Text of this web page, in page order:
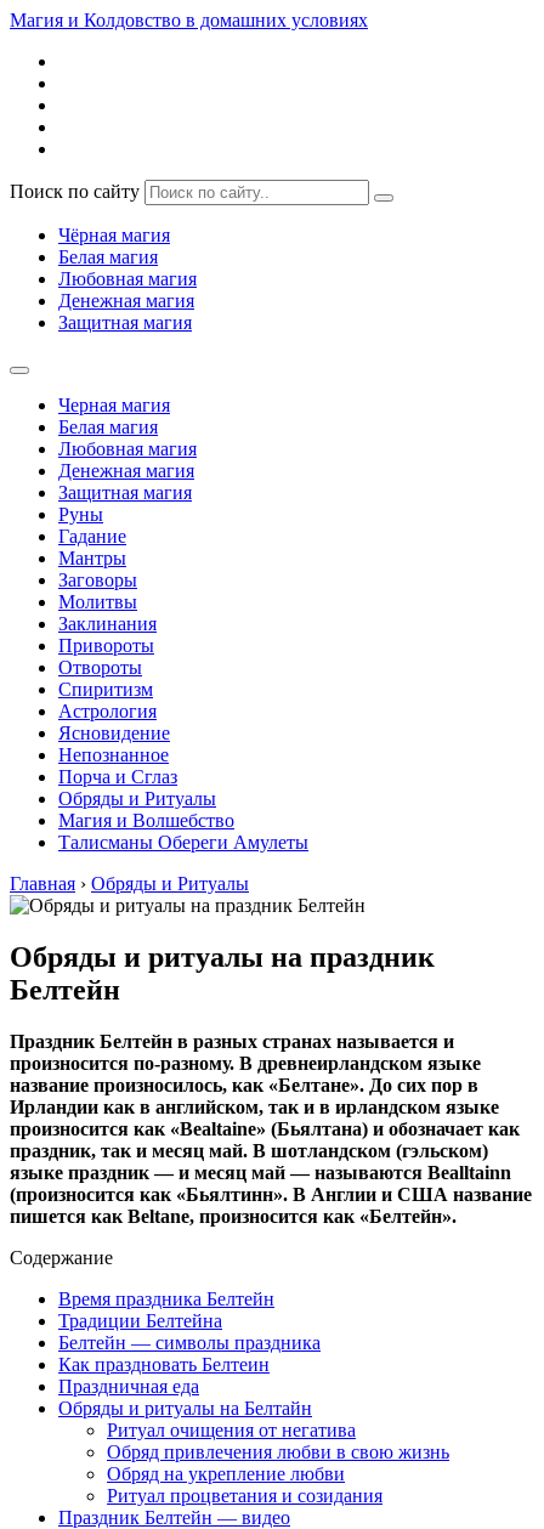
Магия и Колдовство в домашних условиях
Поиск по сайту
Чёрная магия
Белая магия
Любовная магия
Денежная магия
Защитная магия
Черная магия
Белая магия
Любовная магия
Денежная магия
Защитная магия
Руны
Гадание
Мантры
Заговоры
Молитвы
Заклинания
Привороты
Отвороты
Спиритизм
Астрология
Ясновидение
Непознанное
Порча и Сглаз
Обряды и Ритуалы
Магия и Волшебство
Талисманы Обереги Амулеты
Главная › Обряды и Ритуалы
Обряды и ритуалы на праздник
Белтейн
Праздник Белтейн в разных странах называется и
произносится по-разному. В древнеирландском языке
название произносилось, как «Белтане». До сих пор в
Ирландии как в английском, так и в ирландском языке
произносится как «Bealtaine» (Бьялтана) и обозначает как
праздник, так и месяц май. В шотландском (гэльском)
языке праздник — и месяц май — называются Bealltainn
(произносится как «Бьялтинн». В Англии и США название
пишется как Beltane, произносится как «Белтейн».
Содержание
Время праздника Белтейн
Традиции Белтейна
Белтейн — символы праздника
Как праздновать Белтеин
Праздничная еда
Обряды и ритуалы на Белтайн
Ритуал очищения от негатива
Обряд привлечения любви в свою жизнь
Обряд на укрепление любви
Ритуал процветания и созидания
Праздник Белтейн — видео